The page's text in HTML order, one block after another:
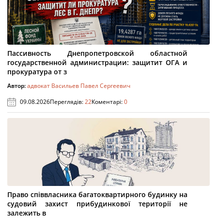
Пассивность Днепропетровской областной
государственной администрации: защитит ОГА и
прокуратура от з
Автор:адвокат Васильев Павел Сергеевич
09.08.2026Переглядів:22Коментарі:0
Право співвласника багатоквартирного будинку на
судовий захист прибудинкової території не
залежить в